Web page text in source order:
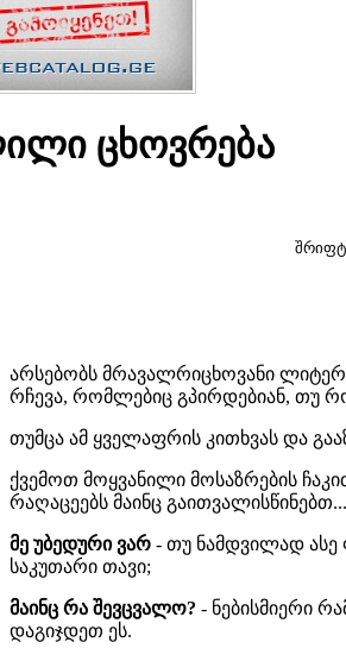
ცხოვრება
არსებობს მრავალრიცხოვანი
რჩევა, რომლებიც გპირდებიან, თუ
თუმცა ამ ყველაფრის კითხვას და
ქვემოთ მოყვანილი მოსაზრების
რაღაცეებს მაინც გაითვალისწინებთ...
მე უბედური ვარ - თუ ნამდვილად ასე
საკუთარი თავი;
მაინც რა შევცვალო? - ნებისმიერი
დაგიჯდეთ ეს.